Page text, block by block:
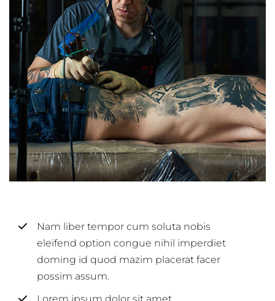
Nam liber tempor cum soluta nobis
eleifend option congue nihil imperdiet
doming id quod mazim placerat facer
possim assum.